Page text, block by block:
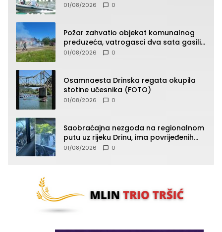
01/08/2026 0
Požar zahvatio objekat komunalnog
preduzeća, vatrogasci dva sata gasili
vatru (FOTO)
01/08/2026 0
Osamnaesta Drinska regata okupila
stotine učesnika (FOTO)
01/08/2026 0
Saobraćajna nezgoda na regionalnom
putu uz rijeku Drinu, ima povrijeđenih
lica (FOTO)
01/08/2026 0